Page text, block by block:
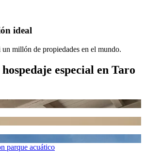
ideal
un millón de propiedades en el mundo.
especial en Taro
parque acuático